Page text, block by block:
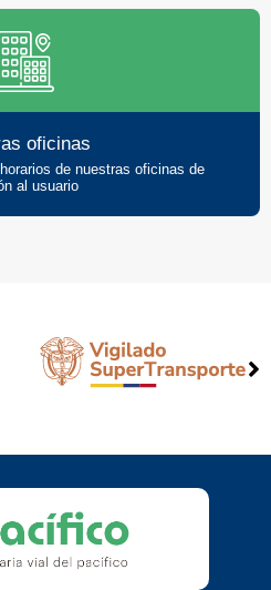
oficinas
de nuestras oficinas de
al usuario